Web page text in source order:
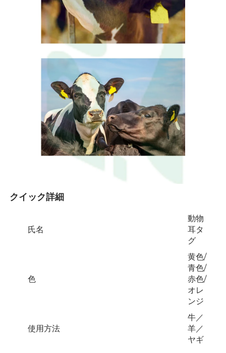
クイック詳細
氏名
動物
耳タ
グ
色
黄色/
青色/
赤色/
オレ
ンジ
使用方法
牛／
羊／
ヤギ